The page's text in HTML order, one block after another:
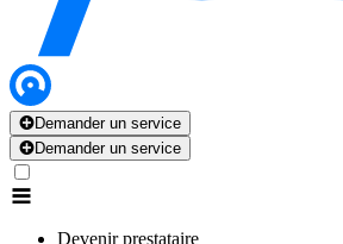
Demander un service
Demander un service
Devenir prestataire